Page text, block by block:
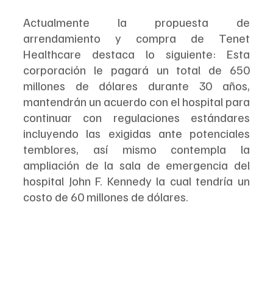
Actualmente la propuesta de
arrendamiento y compra de Tenet
Healthcare destaca lo siguiente: Esta
corporación le pagará un total de 650
millones de dólares durante 30 años,
mantendrán un acuerdo con el hospital para
continuar con regulaciones estándares
incluyendo las exigidas ante potenciales
temblores, así mismo contempla la
ampliación de la sala de emergencia del
hospital John F. Kennedy la cual tendría un
costo de 60 millones de dólares.